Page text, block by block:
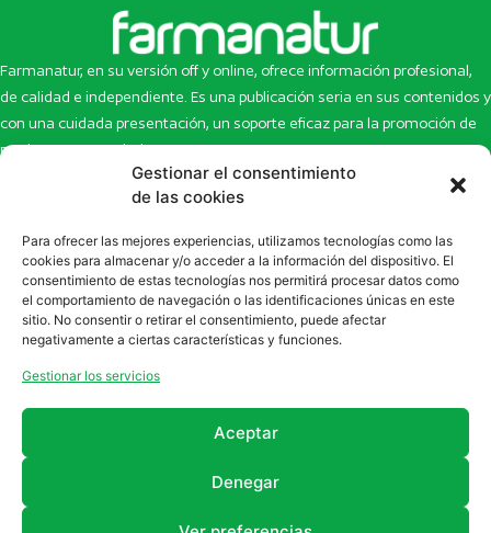
Gestionar el consentimiento
de las cookies
Para ofrecer las mejores experiencias, utilizamos tecnologías como las
cookies para almacenar y/o acceder a la información del dispositivo. El
consentimiento de estas tecnologías nos permitirá procesar datos como
el comportamiento de navegación o las identificaciones únicas en este
sitio. No consentir o retirar el consentimiento, puede afectar
negativamente a ciertas características y funciones.
Gestionar los servicios
Aceptar
Denegar
Farmanatur, en su versión off y online, ofrece información profesional,
de calidad e independiente. Es una publicación seria en sus contenidos y
con una cuidada presentación, un soporte eficaz para la promoción de
productos y novedades.
Inicio
Newsletter
Eco Multimedia
Contacto
Artículos
Escaparate
Enlaces de interés
SUSCRÍBETE A NUESTRO NEWSLETTER
la sección deNewsletter